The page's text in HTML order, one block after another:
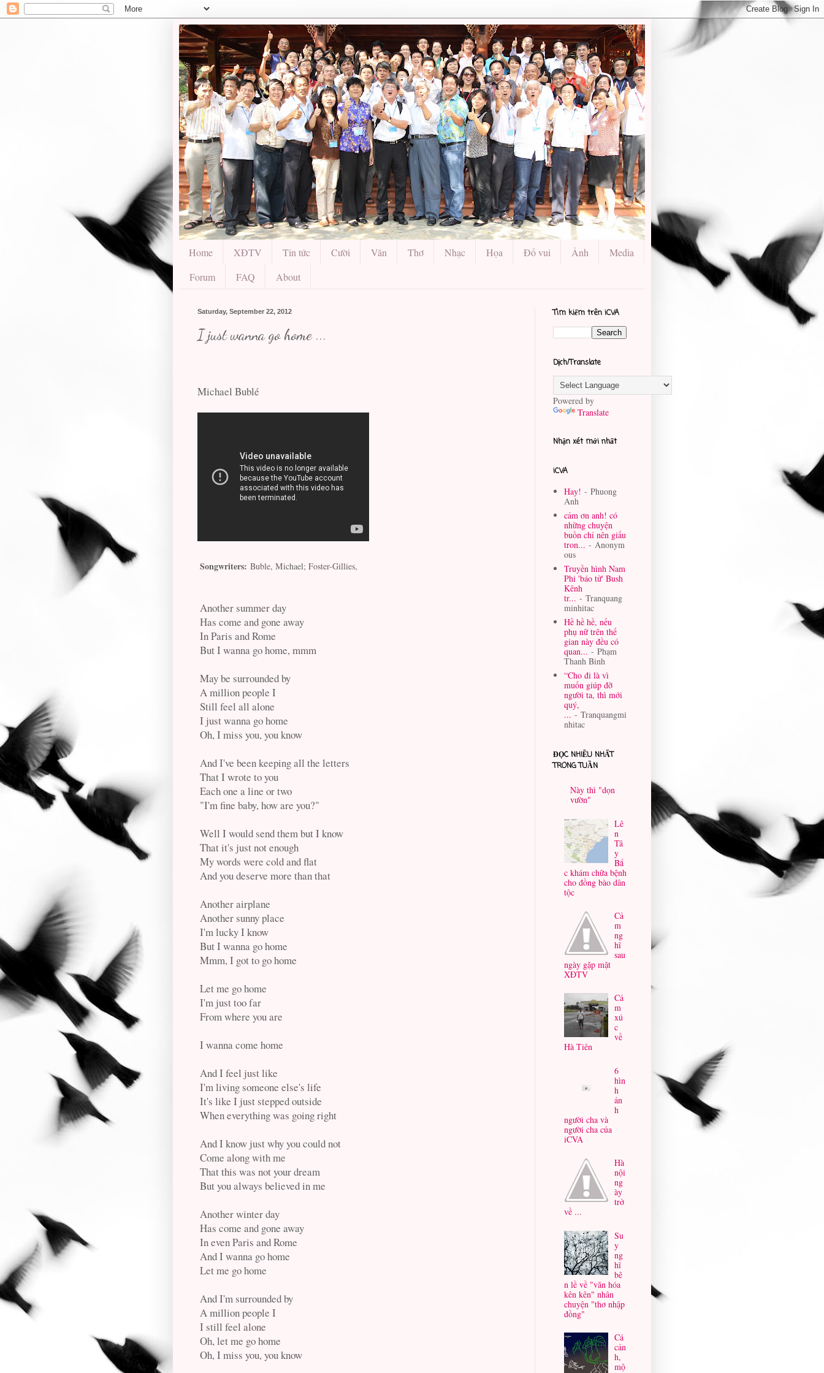
Home XĐTV Tin tức Cười Văn Thơ Nhạc Họa Đố vui Ảnh
Media
Forum
FAQ About
Saturday, September 22, 2012
I just wanna go home ...
Michael Bublé
Songwriters: Buble, Michael; Foster-Gillies,
Another summer day
Has come and gone away
In Paris and Rome
But I wanna go home, mmm
May be surrounded by
A million people I
Still feel all alone
I just wanna go home
Oh, I miss you, you know
And I've been keeping all the letters
That I wrote to you
Each one a line or two
"I'm fine baby, how are you?"
Well I would send them but I know
That it's just not enough
My words were cold and flat
And you deserve more than that
Another airplane
Another sunny place
I'm lucky I know
But I wanna go home
Mmm, I got to go home
Let me go home
I'm just too far
From where you are
I wanna come home
And I feel just like
I'm living someone else's life
It's like I just stepped outside
When everything was going right
And I know just why you could not
Come along with me
That this was not your dream
But you always believed in me
Another winter day
Has come and gone away
In even Paris and Rome
And I wanna go home
Let me go home
And I'm surrounded by
A million people I
I still feel alone
Oh, let me go home
Oh, I miss you, you know
Tìm kiếm trên iCVA
Dịch/Translate
Powered by
Translate
Nhận xét mới nhất
iCVA
Hay! - Phuong
Anh
cảm ơn anh! có
những chuyện
buồn chỉ nên giấu
tron... - Anonym
ous
Truyền hình Nam
Phi 'báo tử' Bush
Kênh
tr... - Tranquang
minhitac
Hề hề hề, nếu
phụ nữ trên thế
gian này đều có
quan... - Phạm
Thanh Binh
“Cho đi là vì
muốn giúp đỡ
người ta, thì mới
quý,
... - Tranquangmi
nhitac
ĐỌC NHIỀU NHẤT
TRONG TUẦN
Này thì "dọn
vườn"
Lê
n
Tâ
y
Bắ
c khám chữa bệnh
cho đồng bào dân
tộc
Cả
m
ng
hĩ
sau
ngày gặp mặt
XĐTV
Cả
m
xú
c
về
Hà Tiên
6
hìn
h
ản
h
người cha và
người cha của
iCVA
Hà
nội
ng
ày
trở
về ...
Su
y
ng
hĩ
bê
n lề về "văn hóa
kên kên" nhân
chuyện "thơ nhập
đồng"
Cá
cản
h,
mộ